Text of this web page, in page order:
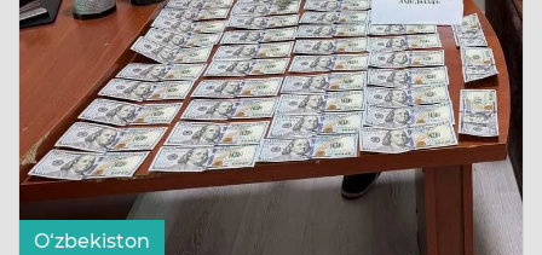
O‘zbekiston